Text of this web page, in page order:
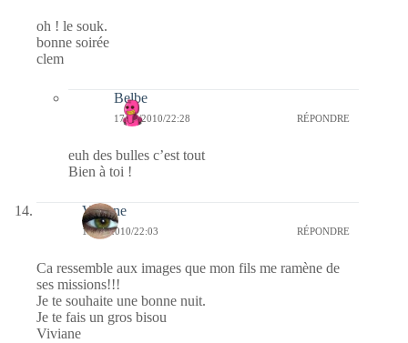
oh ! le souk.
bonne soirée
clem
Belbe
17/02/2010/22:28 RÉPONDRE
euh des bulles c’est tout
Bien à toi !
Viviane
17/02/2010/22:03 RÉPONDRE
Ca ressemble aux images que mon fils me ramène de
ses missions!!!
Je te souhaite une bonne nuit.
Je te fais un gros bisou
Viviane